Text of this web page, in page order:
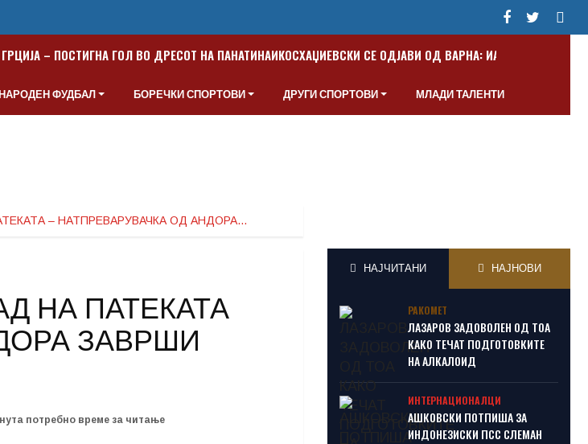
– ПОСТИГНА ГОЛ ВО ДРЕСОТ НА ПАНАТИНАИКОСХАЏИЕВСКИ СЕ ОДЈАВИ ОД ВАРНА: ИАКО СУМ
ФУДБАЛ БОРЕЧКИ СПОРТОВИ ДРУГИ СПОРТОВИ МЛАДИ ТАЛЕНТИ
– НАТПРЕВАРУВАЧКА ОД АНДОРА…
НА ПАТЕКАТА
ЗАВРШИ
потребно време за читање
НАЈЧИТАНИ НАЈНОВИ
РАКОМЕТ
ЛАЗАРОВ ЗАДОВОЛЕН ОД ТОА
КАКО ТЕЧАТ ПОДГОТОВКИТЕ
НА АЛКАЛОИД
ИНТЕРНАЦИОНАЛЦИ
АШКОВСКИ ПОТПИША ЗА
ИНДОНЕЗИСКИ ПСС СЛЕМАН